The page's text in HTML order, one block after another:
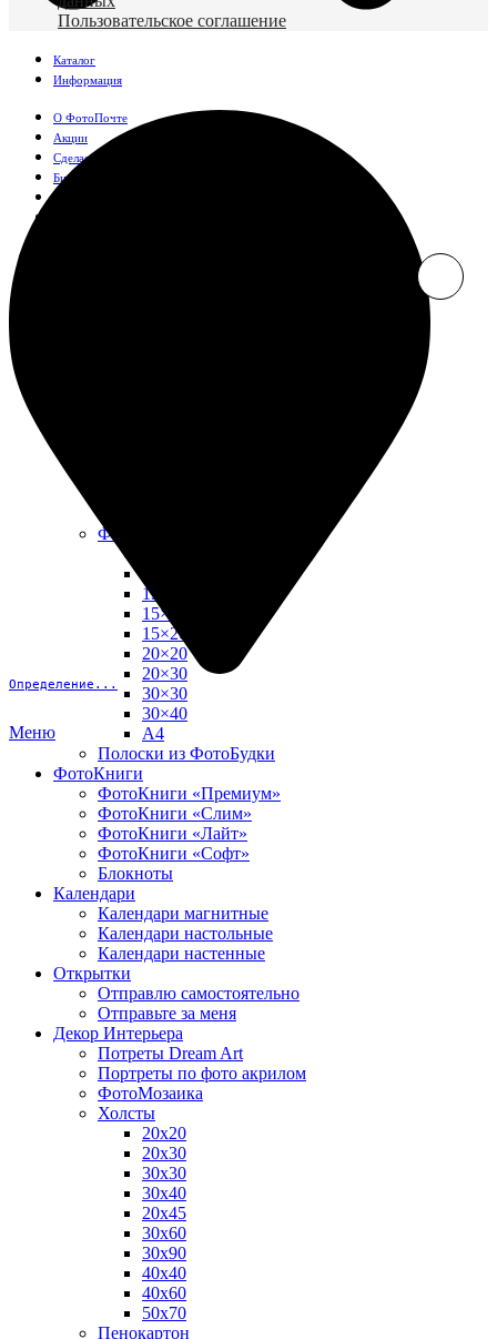
Определение...
Меню
Пользовательское соглашение
Каталог
Информация
О ФотоПочте
Акции
Сделаем за вас
Бизнесу
Фото в рамке
13×18
15×15
15×20
20×20
20×30
30×30
30×40
A4
Полоски из ФотоБудки
ФотоКниги
ФотоКниги «Премиум»
ФотоКниги «Слим»
ФотоКниги «Лайт»
ФотоКниги «Софт»
Блокноты
Календари
Календари магнитные
Календари настольные
Календари настенные
Открытки
Отправлю самостоятельно
Отправьте за меня
Декор Интерьера
Потреты Dream Art
Портреты по фото акрилом
ФотоМозаика
Холсты
20х20
20х30
30х30
30х40
20х45
30х60
30х90
40х40
40х60
50х70
Пенокартон